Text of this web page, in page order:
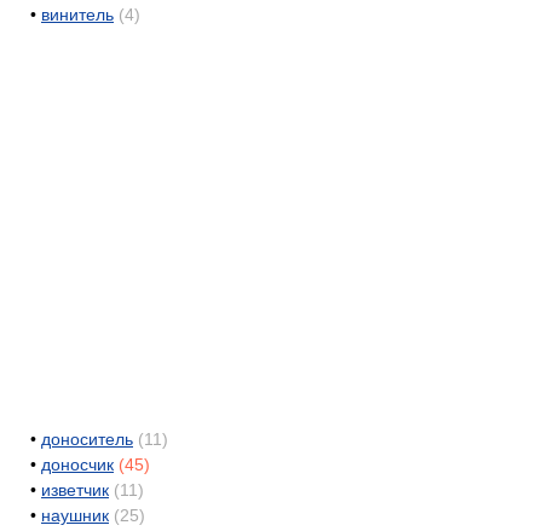
• винитель (4)
• доноситель (11)
• доносчик (45)
• изветчик (11)
• наушник (25)